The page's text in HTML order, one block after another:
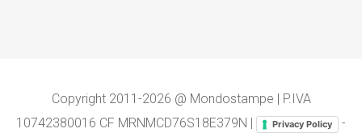
Copyright 2011-2026 @ Mondostampe | P.IVA
10742380016 CF MRNMCD76S18E379N |
Privacy Policy -